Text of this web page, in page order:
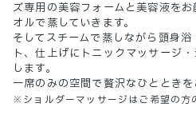
ズ専用の美容フォームと美容液を
オルで蒸していきます。
そしてスチームで蒸しながら頭身
ト、仕上げにトニックマッサージ
します。
一席のみの空間で贅沢なひとときを
※ショルダーマッサージはご希望の方